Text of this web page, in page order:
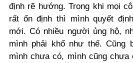
định rẽ hướng. Trong khi mọi
rất ổn định thì mình quyết
mới. Có nhiều người ủng hộ,
mình phải khổ như thế. Cũng
mình chưa có, mình cũng chưa